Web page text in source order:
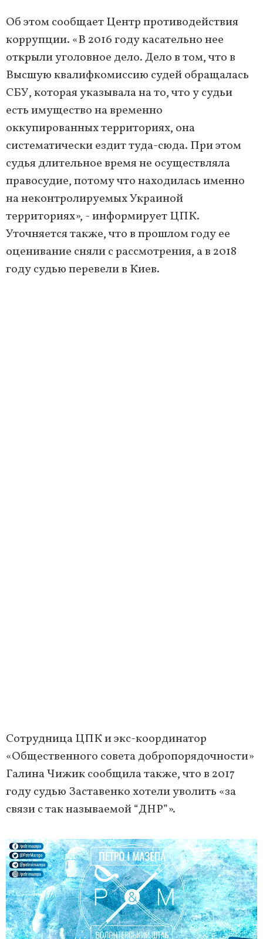
Об этом сообщает Центр противодействия
коррупции. «В 2016 году касательно нее
открыли уголовное дело. Дело в том, что в
Высшую квалифкомиссию судей обращалась
СБУ, которая указывала на то, что у судьи
есть имущество на временно
оккупированных территориях, она
систематически ездит туда-сюда. При этом
судья длительное время не осуществляла
правосудие, потому что находилась именно
на неконтролируемых Украиной
территориях», - информирует ЦПК.
Уточняется также, что в прошлом году ее
оценивание сняли с рассмотрения, а в 2018
году судью перевели в Киев.
Сотрудница ЦПК и экс-координатор
«Общественного совета добропорядочности»
Галина Чижик сообщила также, что в 2017
году судью Заставенко хотели уволить «за
связи с так называемой “ДНР”».